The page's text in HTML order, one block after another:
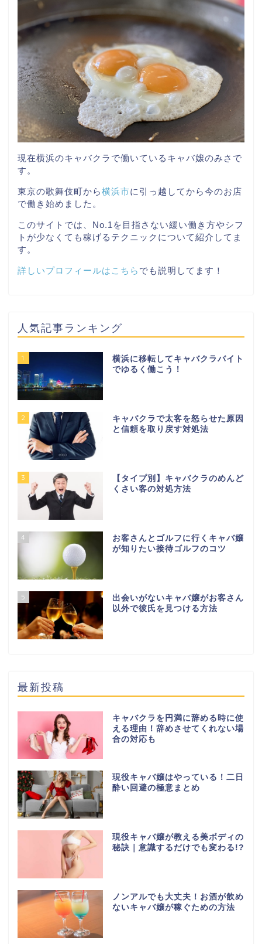
現在横浜のキャバクラで働いているキャバ嬢のみさで
す。
東京の歌舞伎町から横浜市に引っ越してから今のお店
で働き始めました。
このサイトでは、No.1を目指さない緩い働き方やシフ
トが少なくても稼げるテクニックについて紹介してま
す。
詳しいプロフィールはこちら でも説明してます！
人気記事ランキング
1
横浜に移転してキャバクラバイト
でゆるく働こう！
2
キャバクラで太客を怒らせた原因
と信頼を取り戻す対処法
3
【タイプ別】キャバクラのめんど
くさい客の対処方法
4
お客さんとゴルフに行くキャバ嬢
が知りたい接待ゴルフのコツ
5
出会いがないキャバ嬢がお客さん
以外で彼氏を見つける方法
最新投稿
キャバクラを円満に辞める時に使
える理由！辞めさせてくれない場
合の対応も
現役キャバ嬢はやっている！二日
酔い回避の極意まとめ
現役キャバ嬢が教える美ボディの
秘訣｜意識するだけでも変わる!?
ノンアルでも大丈夫！お酒が飲め
ないキャバ嬢が稼ぐための方法